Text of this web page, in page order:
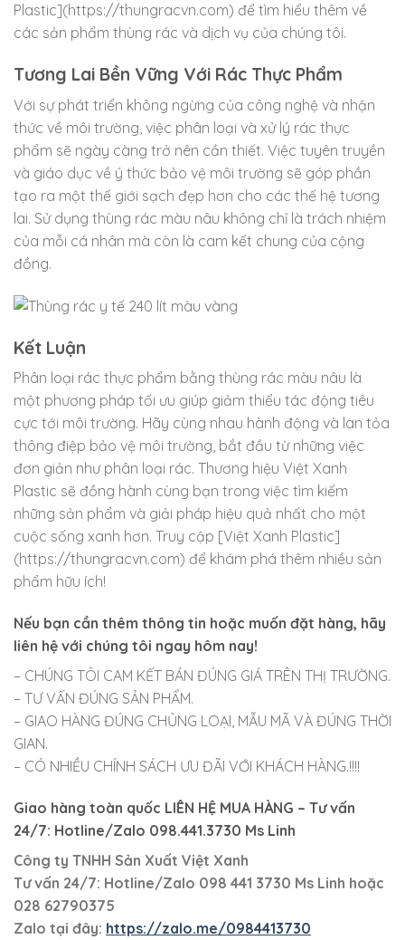
Plastic](https://thungracvn.com) để tìm hiểu thêm về
các sản phẩm thùng rác và dịch vụ của chúng tôi.
Tương Lai Bền Vững Với Rác Thực Phẩm
Với sự phát triển không ngừng của công nghệ và nhận
thức về môi trường, việc phân loại và xử lý rác thực
phẩm sẽ ngày càng trở nên cần thiết. Việc tuyên truyền
và giáo dục về ý thức bảo vệ môi trường sẽ góp phần
tạo ra một thế giới sạch đẹp hơn cho các thế hệ tương
lai. Sử dụng thùng rác màu nâu không chỉ là trách nhiệm
của mỗi cá nhân mà còn là cam kết chung của cộng
đồng.
Kết Luận
Phân loại rác thực phẩm bằng thùng rác màu nâu là
một phương pháp tối ưu giúp giảm thiểu tác động tiêu
cực tới môi trường. Hãy cùng nhau hành động và lan tỏa
thông điệp bảo vệ môi trường, bắt đầu từ những việc
đơn giản như phân loại rác. Thương hiệu Việt Xanh
Plastic sẽ đồng hành cùng bạn trong việc tìm kiếm
những sản phẩm và giải pháp hiệu quả nhất cho một
cuộc sống xanh hơn. Truy cập [Việt Xanh Plastic]
(https://thungracvn.com) để khám phá thêm nhiều sản
phẩm hữu ích!
Nếu bạn cần thêm thông tin hoặc muốn đặt hàng, hãy
liên hệ với chúng tôi ngay hôm nay!
– CHÚNG TÔI CAM KẾT BÁN ĐÚNG GIÁ TRÊN THỊ TRƯỜNG.
– TƯ VẤN ĐÚNG SẢN PHẨM.
– GIAO HÀNG ĐÚNG CHỦNG LOẠI, MẪU MÃ VÀ ĐÚNG THỜI
GIAN.
– CÓ NHIỀU CHÍNH SÁCH ƯU ĐÃI VỚI KHÁCH HÀNG.!!!!
Giao hàng toàn quốc LIÊN HỆ MUA HÀNG – Tư vấn
24/7: Hotline/Zalo 098.441.3730 Ms Linh
Công ty TNHH Sản Xuất Việt Xanh
Tư vấn 24/7: Hotline/Zalo 098 441 3730 Ms Linh hoặc
028 62790375
Zalo tại đây: https://zalo.me/0984413730